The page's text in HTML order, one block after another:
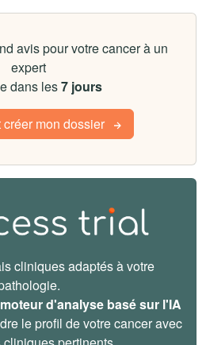
avis pour votre cancer à un
expert
dans les7 jours
créer mon dossier
cliniques adaptés à votre
d'analyse basé sur l'IA
le profil de votre cancer avec